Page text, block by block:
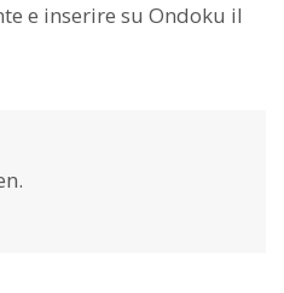
e inserire su Ondoku il